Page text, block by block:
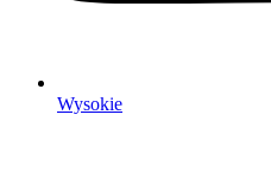
Wysokie